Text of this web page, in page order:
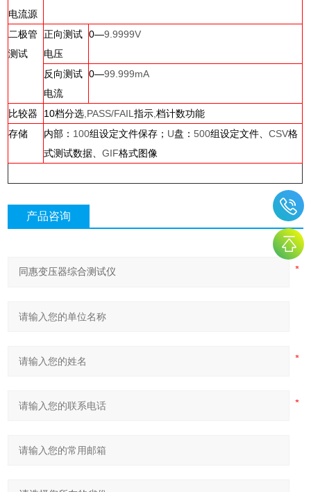
电流源
二极管
测试
正向测试
电压
0—9.9999V
反向测试
电流
0—99.999mA
比较器 10档分选 ,PASS/FAIL指示 ,档计数功能
存储
内部： 100组设定文件保存； U盘：500组设定文件、CSV格
式测试数据、GIF格式图像
产品咨询